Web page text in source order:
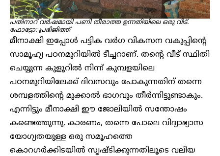
പതിനാറ് വർഷമായി പണി തീരാത്ത ഉന്നതിയിലെ ഒരു വീട്.
ഫോട്ടോ: പ്രഭിജിത്ത്
മീനാക്ഷി ഇപ്പോൾ പട്ടിക വർഗ വികസന വകുപ്പിന്റെ
സാമൂഹ്യ പഠനമുറിയിൽ ടീച്ചറാണ്. തന്റെ വീട് സ്ഥിതി
ചെയ്യുന്ന കുളൂറിൽ നിന്ന് കുമ്പളയിലെ
പഠനമുറിയിലേക്ക് ദിവസവും പോകുന്നതിന് തന്നെ
ശമ്പളത്തിന്റെ മുക്കാൽ ഭാഗവും തീർന്നിട്ടുണ്ടാകും.
എന്നിട്ടും മീനാക്ഷി ഈ ജോലിയിൽ സന്തോഷം
കണ്ടെത്തുന്നു. കാരണം, തന്നെ പോലെ വിദ്യാഭ്യാസ
യോഗ്യതയുള്ള ഒരു സമൂഹത്തെ
കൊറഗർക്കിടയിൽ സൃഷ്ടിക്കുന്നതിലൂടെ വലിയ